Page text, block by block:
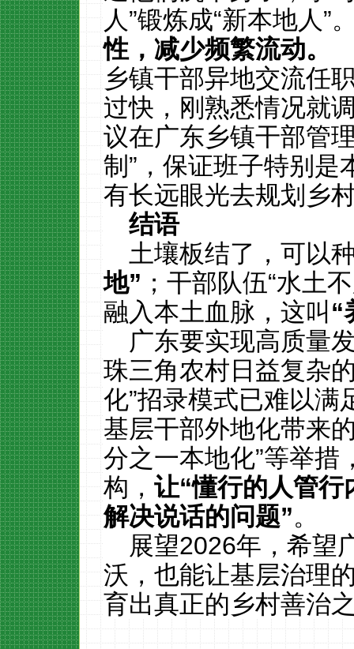
人”锻炼成“新本地人”
性，减少频繁流动。
乡镇干部异地交流任
过快，刚熟悉情况就
议在广东乡镇干部管
制”，保证班子特别是
有长远眼光去规划乡
结语
土壤板结了，可以
地” ；干部队伍“水土
融入本土血脉，这叫 “
广东要实现高质量
珠三角农村日益复杂
化”招录模式已难以满
基层干部外地化带来
分之一本地化”等举措
构， 让“懂行的人管行
解决说话的问题”。
展望2026年，希望
沃，也能让基层治理
育出真正的乡村善治